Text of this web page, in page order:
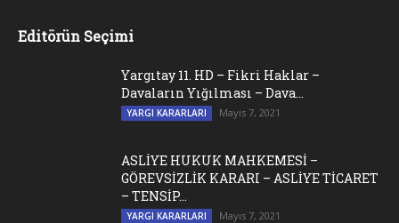
Editörün Seçimi
Yargıtay 11. HD – Fikri Haklar –
Davaların Yığılması – Dava...
YARGI KARARLARI Mayıs 7, 2021
ASLİYE HUKUK MAHKEMESİ –
GÖREVSİZLİK KARARI – ASLİYE TİCARET
– TENSİP...
YARGI KARARLARI Mayıs 7, 2021